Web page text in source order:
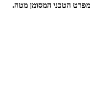
הטכני המסומן מטה.